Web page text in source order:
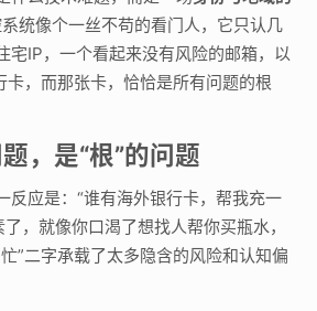
统像个一丝不苟的看门人，它只认几
宅IP，一个看起来没有风险的邮箱，以
卡，而那张卡，恰恰是所有问题的根
，是“根”的问题
反应是：“谁有海外银行卡，帮我充一
，就像你口渴了想找人帮你买瓶水，
”二字承载了太多隐含的风险和认知偏